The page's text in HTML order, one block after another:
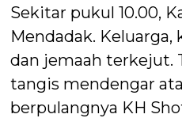
Sekitar pukul 10.00,
Mendadak. Keluarga,
dan jemaah terkejut.
tangis mendengar
berpulangnya KH